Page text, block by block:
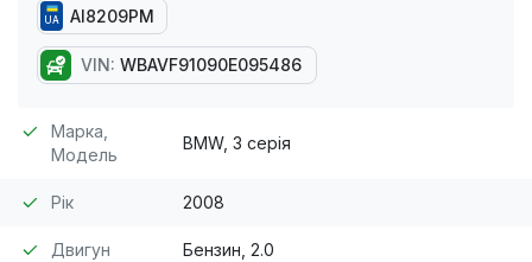
UA AI8209PM
VIN: WBAVF91090E095486
Марка,
Модель
BMW, 3 серія
Рік 2008
Двигун Бензин, 2.0